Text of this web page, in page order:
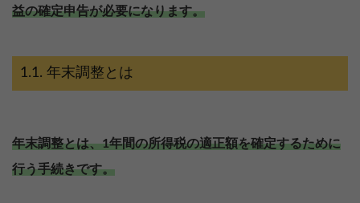
益の確定申告が必要になります。
年末調整とは
年末調整とは、1年間の所得税の適正額を確定するために
行う手続きです。